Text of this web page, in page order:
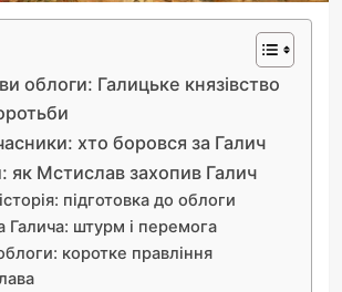
облоги: Галицьке князівство
хто боровся за Галич
як Мстислав захопив Галич
підготовка до облоги
Галича: штурм і перемога
коротке правління